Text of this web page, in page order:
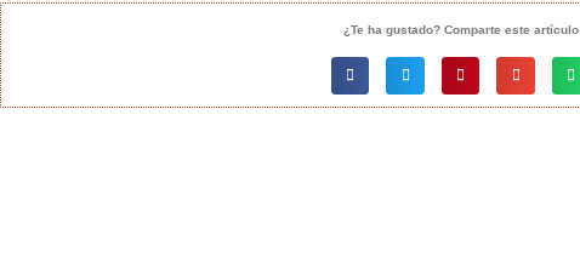
¿Te ha gustado? Comparte este artículo